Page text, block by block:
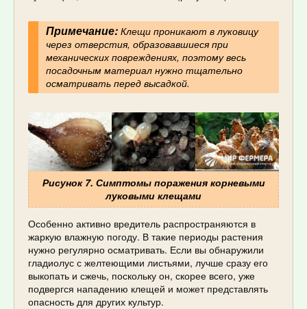
Примечание:Клещи проникают в луковицу
через отверстия, образовавшиеся при
механических повреждениях, поэтому весь
посадочным материал нужно тщательно
осматривать перед высадкой.
Рисунок 7. Симптомы поражения корневыми
луковыми клещами
Особенно активно вредитель распространяются в
жаркую влажную погоду. В такие периоды растения
нужно регулярно осматривать. Если вы обнаружили
гладиолус с желтеющими листьями, лучше сразу его
выкопать и сжечь, поскольку он, скорее всего, уже
подвергся нападению клещей и может представлять
опасность для других культур.